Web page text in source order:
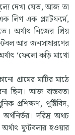
দেখা যেত, আজ তা
লিগ এক প্ল্যাটফর্মে,
অর্থাৎ নিজের প্রিয়
আর জনসাধারণের
‘ফেলো কড়ি মাখো
গ্রামের মাটির মাঠে
ছিল। আজ বাস্তবতা
প্রশিক্ষণ, পুষ্টিবিদ,
দরিদ্র অথচ
ফুটবলার হওয়ার